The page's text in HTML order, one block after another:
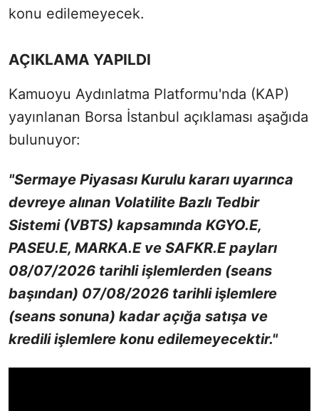
konu edilemeyecek.
AÇIKLAMA YAPILDI
Kamuoyu Aydınlatma Platformu'nda (KAP)
yayınlanan Borsa İstanbul açıklaması aşağıda
bulunuyor:
"Sermaye Piyasası Kurulu kararı uyarınca
devreye alınan Volatilite Bazlı Tedbir
Sistemi (VBTS) kapsamında KGYO.E,
PASEU.E, MARKA.E ve SAFKR.E payları
08/07/2026 tarihli işlemlerden (seans
başından) 07/08/2026 tarihli işlemlere
(seans sonuna) kadar açığa satışa ve
kredili işlemlere konu edilemeyecektir."